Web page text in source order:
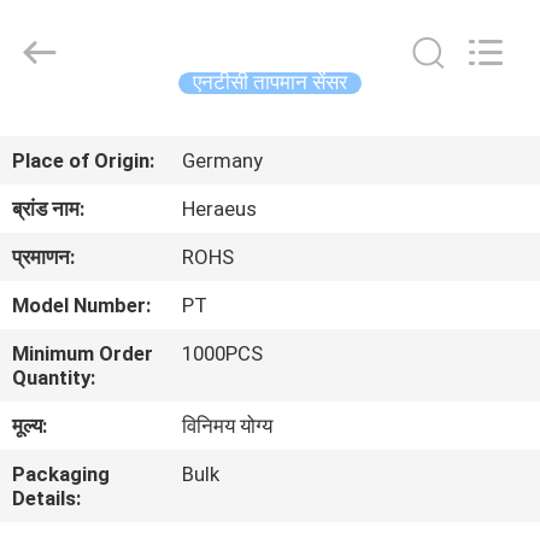
उत्पादों
बारे
में
Electronics
Co.,Ltd.
एनटीसी तापमान सेंसर
Place of Origin:
Germany
ब्रांड नाम:
Heraeus
प्रमाणन:
ROHS
Model Number:
PT
Minimum Order
Quantity:
1000PCS
मूल्य:
विनिमय योग्य
Packaging
Details:
Bulk